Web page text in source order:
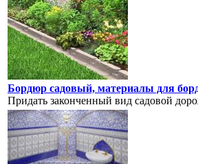
Бордюр садовый, материалы для
Придать законченный вид садовой